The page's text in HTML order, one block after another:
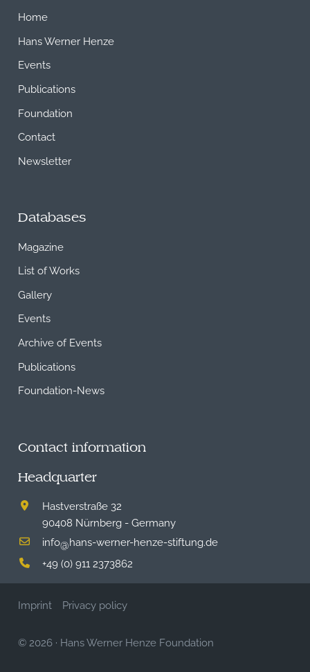
Home
Hans Werner Henze
Events
Publications
Foundation
Contact
Newsletter
Databases
Magazine
List of Works
Gallery
Events
Archive of Events
Publications
Foundation-News
Contact information
Headquarter
Hastverstraße 32
90408 Nürnberg - Germany
info@hans-werner-henze-stiftung.de
+49 (0) 911 2373862
Imprint Privacy policy
© 2026 · Hans Werner Henze Foundation